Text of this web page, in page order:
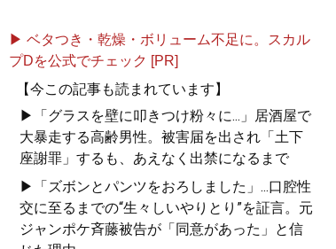
▶ ベタつき・乾燥・ボリューム不足に。スカル
プDを公式でチェック [PR]
【今この記事も読まれています】
▶「グラスを壁に叩きつけ粉々に...」居酒屋で
大暴走する高齢男性。被害届を出され「土下
座謝罪」するも、あえなく出禁になるまで
▶「ズボンとパンツをおろしました」...口腔性
交に至るまでの“生々しいやりとり”を証言。元
ジャンポケ斉藤被告が「同意があった」と信